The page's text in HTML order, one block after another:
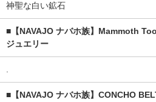
神聖な白い鉱石
■【NAVAJO ナバホ族】Mammoth
ジュエリー
■【NAVAJO ナバホ族】CONCHO